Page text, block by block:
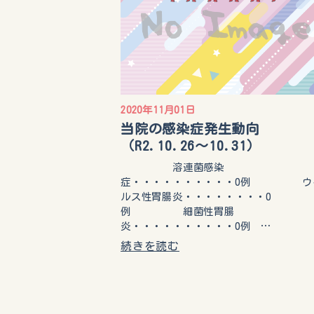
2020年11月01日
当院の感染症発生動向
（R2.10.26～10.31）
溶連菌感染
症・・・・・・・・・・0例 ウ
ルス性胃腸炎・・・・・・・・0
例 細菌性胃腸
炎・・・・・・・・・・0例 …
続きを読む